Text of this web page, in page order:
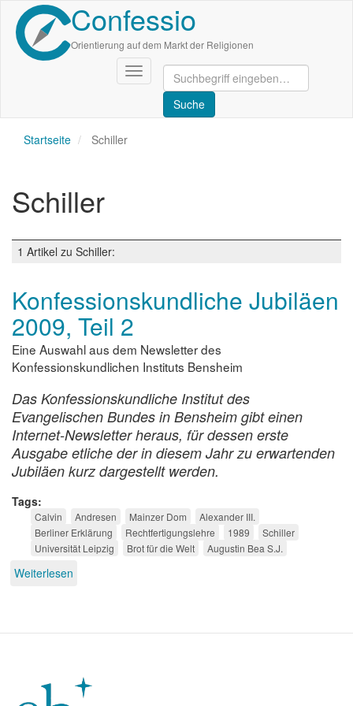
Direkt
zum
Inhalt
Confessio
Orientierung auf dem Markt der Religionen
Navigation
aktivieren/deaktivieren
Startseite Schiller
Schiller
1 Artikel zu Schiller:
Konfessionskundliche Jubiläen
2009, Teil 2
Eine Auswahl aus dem Newsletter des
Konfessionskundlichen Instituts Bensheim
Das Konfessionskundliche Institut des
Evangelischen Bundes in Bensheim gibt einen
Internet-Newsletter heraus, für dessen erste
Ausgabe etliche der in diesem Jahr zu erwartenden
Jubiläen kurz dargestellt werden.
Tags
Calvin Andresen Mainzer Dom
Alexander III.
Berliner Erklärung
Rechtfertigungslehre 1989
Schiller
Universität Leipzig
Brot für die Welt Augustin Bea S.J.
Weiterlesen
Teil